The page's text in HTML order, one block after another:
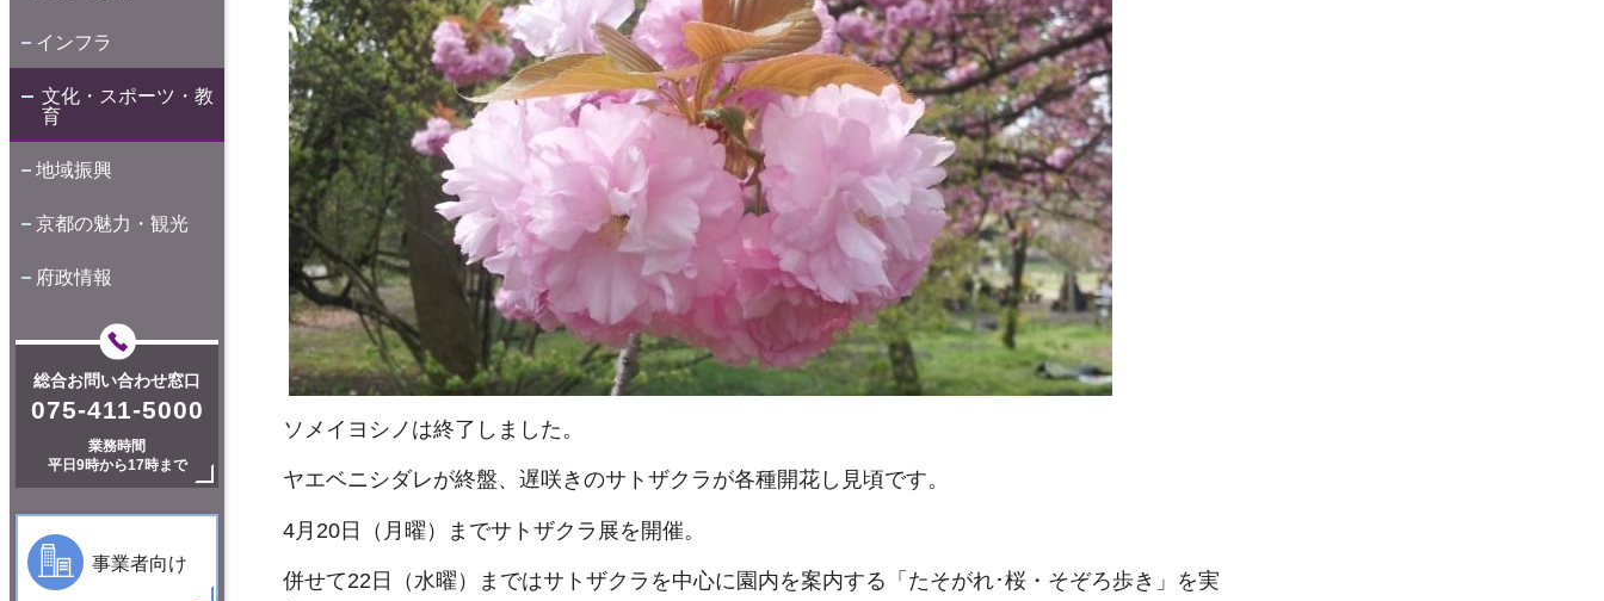
インフラ
文化・スポーツ・教
育
地域振興
京都の魅力・観光
府政情報
総合お問い合わせ窓口
075-411-5000
業務時間
平日9時から17時まで
事業者向け
ソメイヨシノは終了しました。
ヤエベニシダレが終盤、遅咲きのサトザクラが各種開花し見頃です。
4月20日（月曜）までサトザクラ展を開催。
併せて22日（水曜）まではサトザクラを中心に園内を案内する「たそがれ･桜・そぞろ歩き」を実